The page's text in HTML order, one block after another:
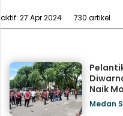
aktif: 27 Apr 2024 730 artikel
Naik
Medan